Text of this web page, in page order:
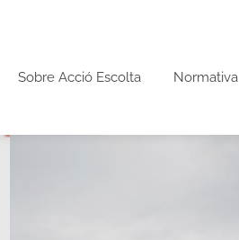
Sobre Acció Escolta Normativa